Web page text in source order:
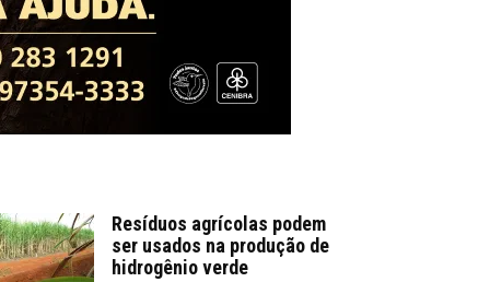
Resíduos agrícolas podem
ser usados na produção de
hidrogênio verde